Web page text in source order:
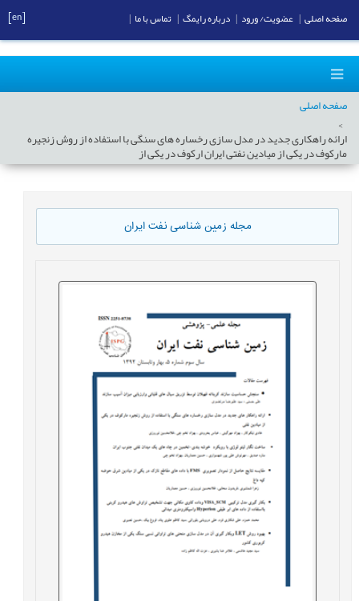
صفحه اصلی
ارائه راهکاری جدید در مدل سازی رخساره های سنگی با استفاده از روش زنجیره
مارکوف در یکی از میادین نفتی ایران ارکوف در یکی از
مجله زمین شناسی نفت ایران
صفحه اصلی عضویت/ ورود درباره رایمگ تماس با ما